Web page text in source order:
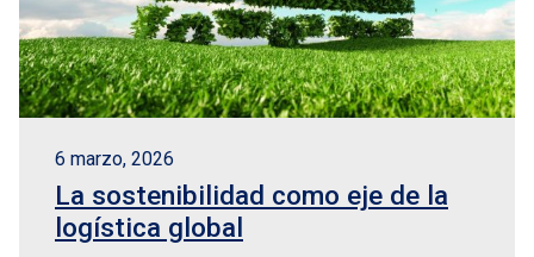
6 marzo, 2026
La sostenibilidad como eje de la
logística global